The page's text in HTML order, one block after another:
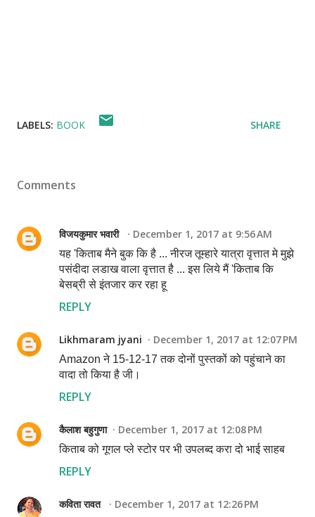
LABELS: BOOK SHARE
Comments
विजयकुमार भवारी December 1, 2017 at 9:56 AM
यह 'किताब मैने बुक कि है ... नीरज तूम्हारे यात्रा वृत्तात मे मुझे
पसंदीदा लडाख वाला वृत्तात है ... इस लिये मैं 'किताब कि
बेसब्री से इंतजार कर रहा हू
REPLY
Likhmaram jyani December 1, 2017 at 12:07 PM
Amazon ने 15-12-17 तक दोनों पुस्तकों को पहुंचाने का
वादा तो किया है जी।
REPLY
कैलाश बहुगुणा December 1, 2017 at 12:08 PM
किताब को गूगल प्ले स्टोर पर भी उपलब्द करा दो भाई साहब
REPLY
कविता रावत December 1, 2017 at 12:26 PM